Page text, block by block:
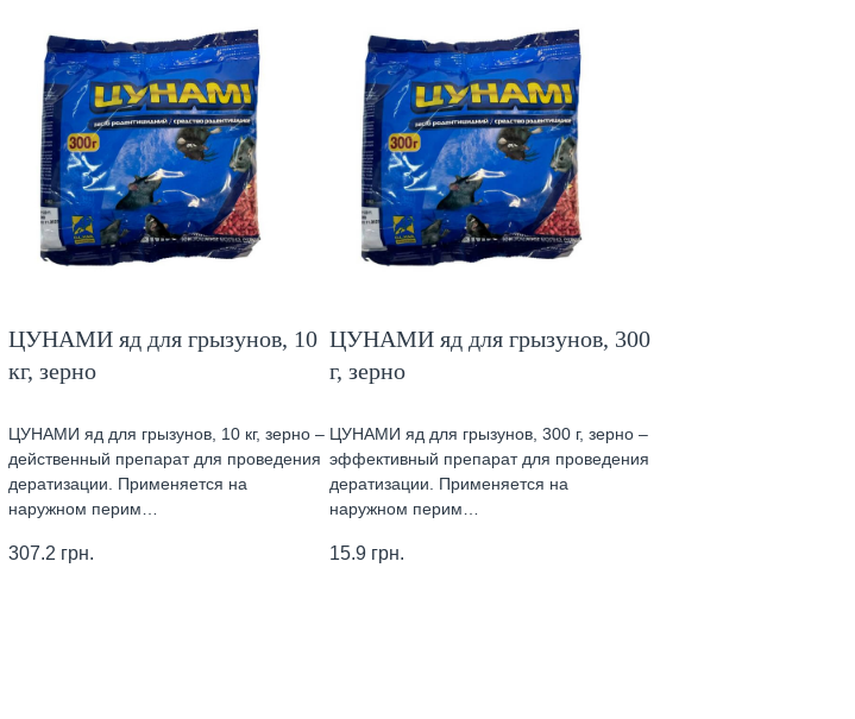
ЦУНАМИ яд для грызунов, 10
кг, зерно
ЦУНАМИ яд для грызунов, 10 кг, зерно –
действенный препарат для проведения
дератизации. Применяется на
наружном перим…
307.2 грн.
ЦУНАМИ яд для грызунов, 300
г, зерно
ЦУНАМИ яд для грызунов, 300 г, зерно –
эффективный препарат для проведения
дератизации. Применяется на
наружном перим…
15.9 грн.